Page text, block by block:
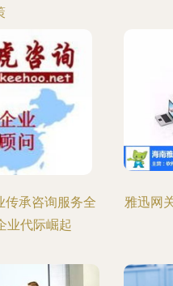
传承咨询服务全
业代际崛起
雅迅网